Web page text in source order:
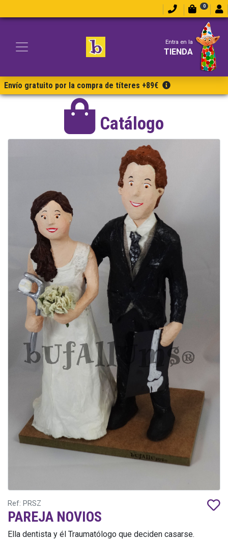
0
Entra en la
TIENDA
Envío gratuito por la compra de títeres +89€
Catálogo
Ref: PRSZ
PAREJA NOVIOS
Ella dentista y él Traumatólogo que deciden casarse.